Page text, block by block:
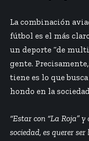
La combinación
fútbol es el más
un deporte “de
gente.
tiene es lo que
hondo en la
“Estar con “La Roja”
sociedad, es querer